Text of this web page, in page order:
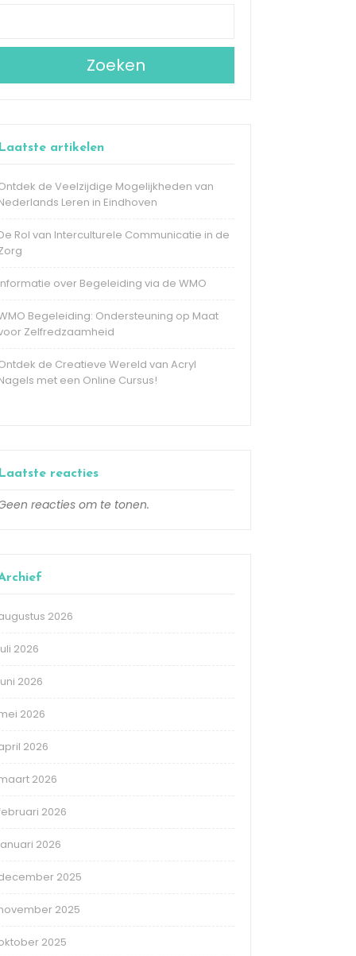
Zoeken
Laatste artikelen
de Veelzijdige Mogelijkheden van
Leren in Eindhoven
Rol van Interculturele Communicatie in de
over Begeleiding via de WMO
Begeleiding: Ondersteuning op Maat
Zelfredzaamheid
de Creatieve Wereld van Acryl
met een Online Cursus!
Laatste reacties
reacties om te tonen.
2026
2026
2026
2026
2026
2026
2026
2026
2025
2025
2025